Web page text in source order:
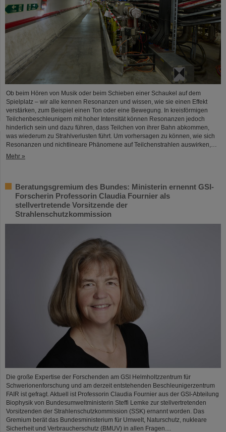
Ob beim Hören von Musik oder beim Schieben einer Schaukel auf dem
Spielplatz – wir alle kennen Resonanzen und wissen, wie sie einen Effekt
verstärken, zum Beispiel einen Ton oder eine Bewegung. In kreisförmigen
Teilchenbeschleunigern mit hoher Intensität können Resonanzen jedoch
hinderlich sein und dazu führen, dass Teilchen von ihrer Bahn abkommen,
was wiederum zu Strahlverlusten führt. Um vorhersagen zu können, wie sich
Resonanzen und nichtlineare Phänomene auf Teilchenstrahlen auswirken,…
Mehr »
Beratungsgremium des Bundes: Ministerin ernennt GSI-
Forscherin Professorin Claudia Fournier als
stellvertretende Vorsitzende der
Strahlenschutzkommission
Die große Expertise der Forschenden am GSI Helmholtzzentrum für
Schwerionenforschung und am derzeit entstehenden Beschleunigerzentrum
FAIR ist gefragt. Aktuell ist Professorin Claudia Fournier aus der GSI-Abteilung
Biophysik von Bundesumweltministerin Steffi Lemke zur stellvertretenden
Vorsitzenden der Strahlenschutzkommission (SSK) ernannt worden. Das
Gremium berät das Bundesministerium für Umwelt, Naturschutz, nukleare
Sicherheit und Verbraucherschutz (BMUV) in allen Fragen....